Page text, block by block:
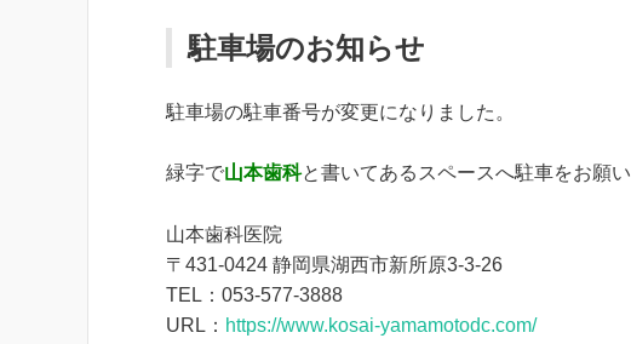
駐車場のお知らせ
駐車場の駐車番号が変更になりました。
緑字で山本歯科と書いてあるスペースへ駐車をお願い
山本歯科医院
〒431-0424 静岡県湖西市新所原3-3-26
TEL：053-577-3888
URL： https://www.kosai-yamamotodc.com/